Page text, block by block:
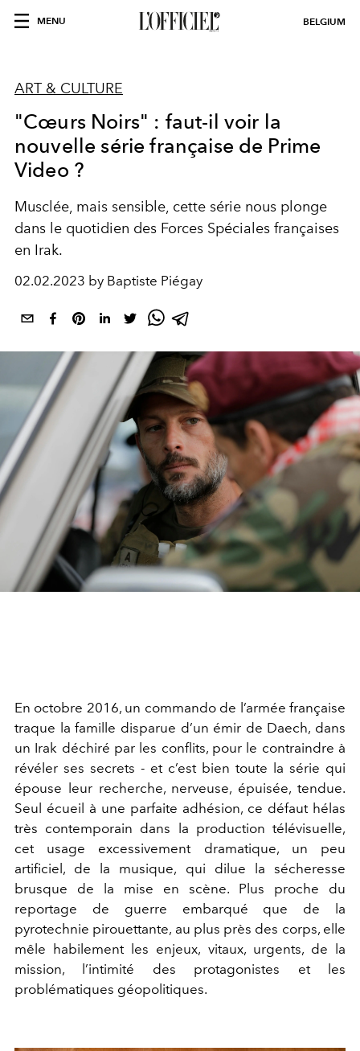
MENU BELGIUM
ART & CULTURE
"Cœurs Noirs" : faut-il voir la
nouvelle série française de Prime
Video ?
Musclée, mais sensible, cette série nous plonge
dans le quotidien des Forces Spéciales françaises
en Irak.
02.02.2023 by Baptiste Piégay
En octobre 2016, un commando de l’armée française
traque la famille disparue d’un émir de Daech, dans
un Irak déchiré par les conflits, pour le contraindre à
révéler ses secrets - et c’est bien toute la série qui
épouse leur recherche, nerveuse, épuisée, tendue.
Seul écueil à une parfaite adhésion, ce défaut hélas
très contemporain dans la production télévisuelle,
cet usage excessivement dramatique, un peu
artificiel, de la musique, qui dilue la sécheresse
brusque de la mise en scène. Plus proche du
reportage
de guerre embarqué que de la
pyrotechnie pirouettante, au plus près des corps, elle
mêle habilement les enjeux, vitaux, urgents, de la
mission, l’intimité des protagonistes et les
problématiques géopolitiques.